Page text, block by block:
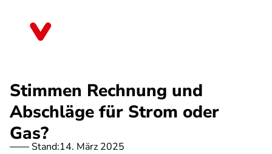
Stimmen Rechnung und
Abschläge für Strom oder
Gas?
Stand:14. März 2025